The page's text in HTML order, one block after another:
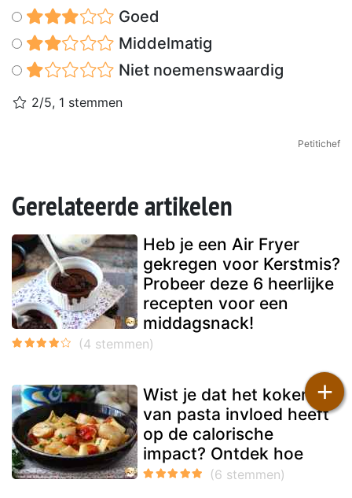
Goed
Middelmatig
Niet noemenswaardig
2/5, 1 stemmen
Petitichef
Gerelateerde artikelen
Heb je een Air Fryer
gekregen voor Kerstmis?
Probeer deze 6 heerlijke
recepten voor een
middagsnack!
Wist je dat het koken
van pasta invloed heeft
op de calorische
impact? Ontdek hoe
+